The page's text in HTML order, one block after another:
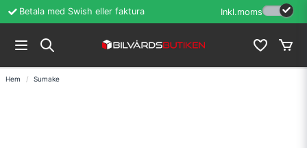
Betala med Swish eller faktura Öppet köp i 60
Inkl.moms
Hem Sumake